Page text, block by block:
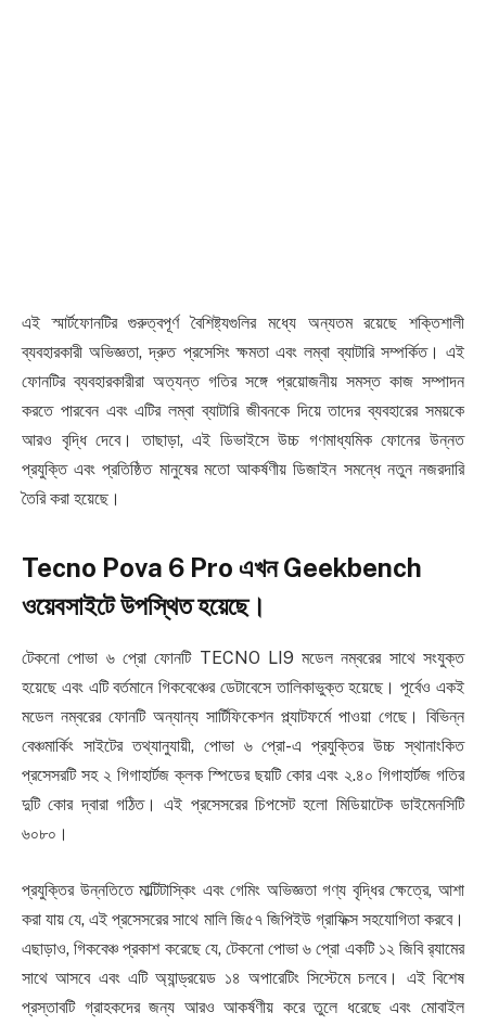
এই স্মার্টফোনটির গুরুত্বপূর্ণ বৈশিষ্ট্যগুলির মধ্যে অন্যতম রয়েছে শক্তিশালী
ব্যবহারকারী অভিজ্ঞতা, দ্রুত প্রসেসিং ক্ষমতা এবং লম্বা ব্যাটারি সম্পর্কিত। এই
ফোনটির ব্যবহারকারীরা অত্যন্ত গতির সঙ্গে প্রয়োজনীয় সমস্ত কাজ সম্পাদন
করতে পারবেন এবং এটির লম্বা ব্যাটারি জীবনকে দিয়ে তাদের ব্যবহারের সময়কে
আরও বৃদ্ধি দেবে। তাছাড়া, এই ডিভাইসে উচ্চ গণমাধ্যমিক ফোনের উন্নত
প্রযুক্তি এবং প্রতিষ্ঠিত মানুষের মতো আকর্ষণীয় ডিজাইন সমন্ধে নতুন নজরদারি
তৈরি করা হয়েছে।
Tecno Pova 6 Pro এখন Geekbench
ওয়েবসাইটে উপস্থিত হয়েছে।
টেকনো পোভা ৬ প্রো ফোনটি TECNO LI9 মডেল নম্বরের সাথে সংযুক্ত
হয়েছে এবং এটি বর্তমানে গিকবেঞ্চের ডেটাবেসে তালিকাভুক্ত হয়েছে। পূর্বেও একই
মডেল নম্বরের ফোনটি অন্যান্য সার্টিফিকেশন প্ল্যাটফর্মে পাওয়া গেছে। বিভিন্ন
বেঞ্চমার্কিং সাইটের তথ্যানুযায়ী, পোভা ৬ প্রো-এ প্রযুক্তির উচ্চ স্থানাংকিত
প্রসেসরটি সহ ২ গিগাহার্টজ ক্লক স্পিডের ছয়টি কোর এবং ২.৪০ গিগাহার্টজ গতির
দুটি কোর দ্বারা গঠিত। এই প্রসেসরের চিপসেট হলো মিডিয়াটেক ডাইমেনসিটি
৬০৮০।
প্রযুক্তির উন্নতিতে মাল্টিটাস্কিং এবং গেমিং অভিজ্ঞতা গণ্য বৃদ্ধির ক্ষেত্রে, আশা
করা যায় যে, এই প্রসেসরের সাথে মালি জি৫৭ জিপিইউ গ্রাফিক্স সহযোগিতা করবে।
এছাড়াও, গিকবেঞ্চ প্রকাশ করেছে যে, টেকনো পোভা ৬ প্রো একটি ১২ জিবি র‍্যামের
সাথে আসবে এবং এটি অ্যান্ড্রয়েড ১৪ অপারেটিং সিস্টেমে চলবে। এই বিশেষ
প্রস্তাবটি গ্রাহকদের জন্য আরও আকর্ষণীয় করে তুলে ধরেছে এবং মোবাইল